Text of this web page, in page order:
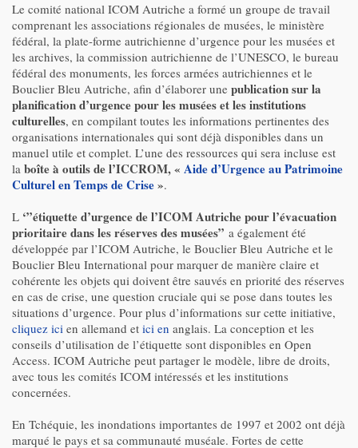
Le comité national ICOM Autriche a formé un groupe de travail
comprenant les associations régionales de musées, le ministère
fédéral, la plate-forme autrichienne d’urgence pour les musées et
les archives, la commission autrichienne de l’UNESCO, le bureau
fédéral des monuments, les forces armées autrichiennes et le
Bouclier Bleu Autriche, afin d’élaborer une publication sur la
planification d’urgence pour les musées et les institutions
culturelles, en compilant toutes les informations pertinentes des
organisations internationales qui sont déjà disponibles dans un
manuel utile et complet. L’une des ressources qui sera incluse est
la boîte à outils de l’ICCROM, « Aide d’Urgence au Patrimoine
Culturel en Temps de Crise».
L ‘”étiquette d’urgence de l’ICOM Autriche pour l’évacuation
prioritaire dans les réserves des musées” a également été
développée par l’ICOM Autriche, le Bouclier Bleu Autriche et le
Bouclier Bleu International pour marquer de manière claire et
cohérente les objets qui doivent être sauvés en priorité des réserves
en cas de crise, une question cruciale qui se pose dans toutes les
situations d’urgence. Pour plus d’informations sur cette initiative,
cliquez ici en allemand et ici en anglais. La conception et les
conseils d’utilisation de l’étiquette sont disponibles en Open
Access. ICOM Autriche peut partager le modèle, libre de droits,
avec tous les comités ICOM intéressés et les institutions
concernées.
En Tchéquie, les inondations importantes de 1997 et 2002 ont déjà
marqué le pays et sa communauté muséale. Fortes de cette